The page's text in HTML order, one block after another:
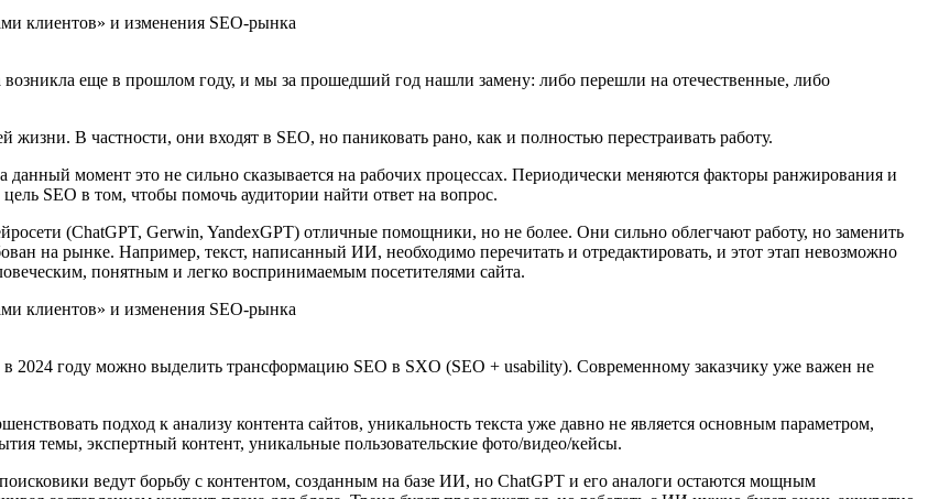
еще в прошлом году, и мы за прошедший год нашли замену: либо перешли на отечественные, либо
В частности, они входят в SEO, но паниковать рано, как и полностью перестраивать работу.
момент это не сильно сказывается на рабочих процессах. Периодически меняются факторы ранжирования и
SEO в том, чтобы помочь аудитории найти ответ на вопрос.
(ChatGPT, Gerwin, YandexGPT) отличные помощники, но не более. Они сильно облегчают работу, но заменить
на рынке. Например, текст, написанный ИИ, необходимо перечитать и отредактировать, и этот этап невозможно
понятным и легко воспринимаемым посетителями сайта.
2024 году можно выделить трансформацию SEO в SXO (SEO + usability). Современному заказчику уже важен не
подход к анализу контента сайтов, уникальность текста уже давно не является основным параметром,
темы, экспертный контент, уникальные пользовательские фото/видео/кейсы.
ведут борьбу с контентом, созданным на базе ИИ, но ChatGPT и его аналоги остаются мощным